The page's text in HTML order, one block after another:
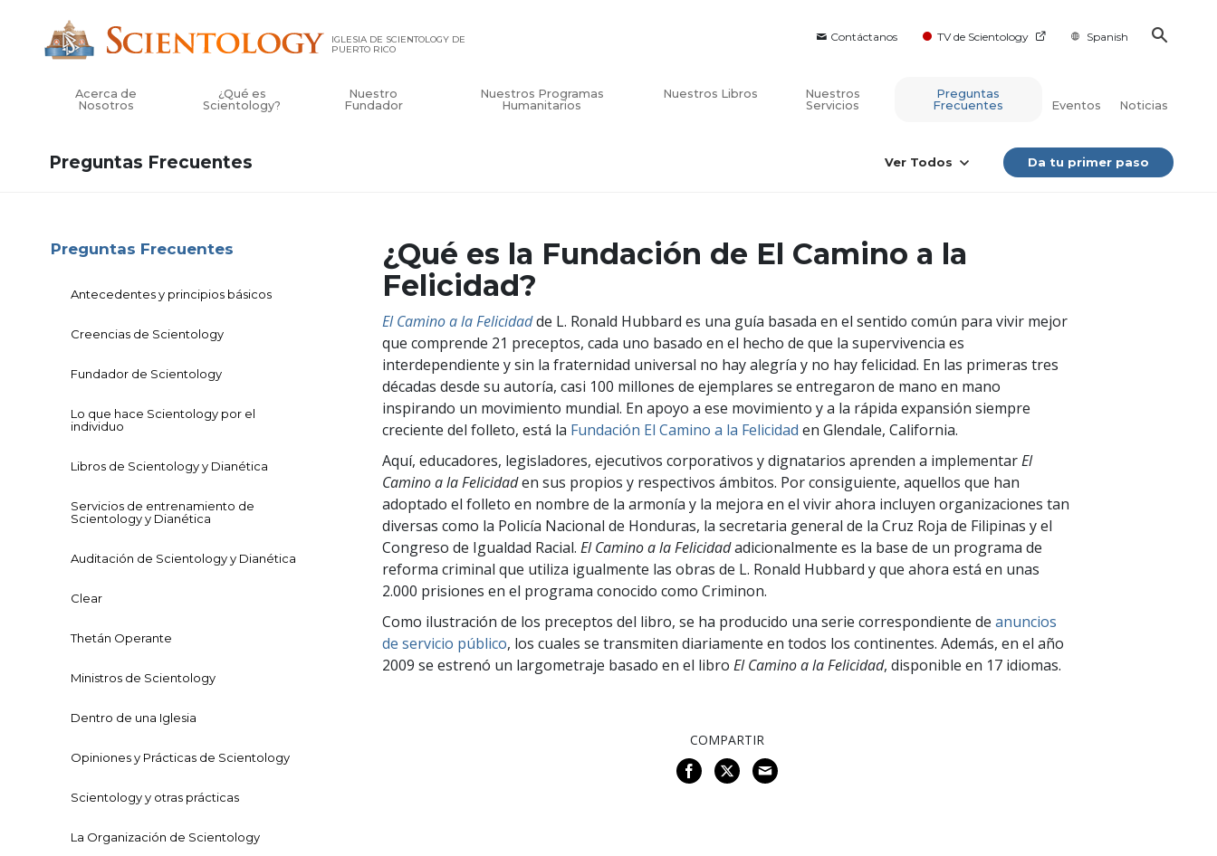
Contáctanos TV de Scientology Spanish
IGLESIA DE SCIENTOLOGY DE
PUERTO RICO
Acerca de
Nosotros
¿Qué es
Scientology?
Nuestro
Fundador
Nuestros Programas
Humanitarios
Nuestros Libros
Nuestros
Servicios
Preguntas
Frecuentes
Eventos Noticias
Preguntas Frecuentes Ver Todos Da tu primer paso
¿Qué es la Fundación de El Camino a la
Felicidad?
El Camino a la Felicidadde L. Ronald Hubbard es una guía basada en el sentido común para vivir mejor
que comprende 21 preceptos, cada uno basado en el hecho de que la supervivencia es
interdependiente y sin la fraternidad universal no hay alegría y no hay felicidad. En las primeras tres
décadas desde su autoría, casi 100 millones de ejemplares se entregaron de mano en mano
inspirando un movimiento mundial. En apoyo a ese movimiento y a la rápida expansión siempre
creciente del folleto, está la Fundación El Camino a la Felicidad en Glendale, California.
Aquí, educadores, legisladores, ejecutivos corporativos y dignatarios aprenden a implementarEl
Camino a la Felicidaden sus propios y respectivos ámbitos. Por consiguiente, aquellos que han
adoptado el folleto en nombre de la armonía y la mejora en el vivir ahora incluyen organizaciones tan
diversas como la Policía Nacional de Honduras, la secretaria general de la Cruz Roja de Filipinas y el
Congreso de Igualdad Racial.El Camino a la Felicidadadicionalmente es la base de un programa de
reforma criminal que utiliza igualmente las obras de L. Ronald Hubbard y que ahora está en unas
2.000 prisiones en el programa conocido como Criminon.
Como ilustración de los preceptos del libro, se ha producido una serie correspondiente deanuncios
de servicio público, los cuales se transmiten diariamente en todos los continentes. Además, en el año
2009 se estrenó un largometraje basado en el libroEl Camino a la Felicidad, disponible en 17 idiomas.
COMPARTIR
Preguntas Frecuentes
Antecedentes y principios básicos
Creencias de Scientology
Fundador de Scientology
Lo que hace Scientology por el
individuo
Libros de Scientology y Dianética
Servicios de entrenamiento de
Scientology y Dianética
Auditación de Scientology y Dianética
Clear
Thetán Operante
Ministros de Scientology
Dentro de una Iglesia
Opiniones y Prácticas de Scientology
Scientology y otras prácticas
La Organización de Scientology